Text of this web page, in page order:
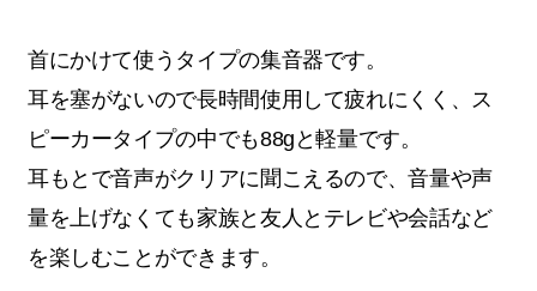
首にかけて使うタイプの集音器です。
耳を塞がないので長時間使用して疲れにくく、ス
ピーカータイプの中でも88gと軽量です。
耳もとで音声がクリアに聞こえるので、音量や声
量を上げなくても家族と友人とテレビや会話など
を楽しむことができます。